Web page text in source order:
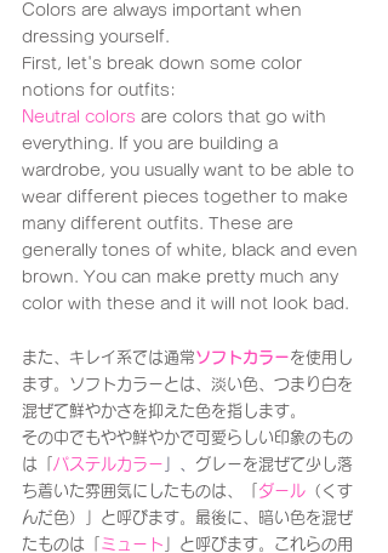
Colors are always important when
dressing yourself.
First, let's break down some color
notions for outfits:
Neutral colors are colors that go with
everything. If you are building a
wardrobe, you usually want to be able to
wear different pieces together to make
many different outfits. These are
generally tones of white, black and even
brown. You can make pretty much any
color with these and it will not look bad.
また、キレイ系では通常ソフトカラーを使用し
ます。ソフトカラーとは、淡い色、つまり白を
混ぜて鮮やかさを抑えた色を指します。
その中でもやや鮮やかで可愛らしい印象のもの
は「 パステルカラー
グレーを混ぜて少し落
ち着いた雰囲気にしたものは、「 ダール （くす
んだ色）」と呼びます。最後に、暗い色を混ぜ
たものは「 ミュート 」と呼びます。これらの用